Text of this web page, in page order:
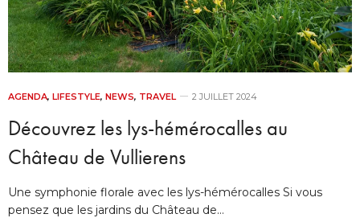
AGENDA, LIFESTYLE, NEWS, TRAVEL 2 JUILLET 2024
Découvrez les lys-hémérocalles au
Château de Vullierens
Une symphonie florale avec les lys-hémérocalles Si vous
pensez que les jardins du Château de…